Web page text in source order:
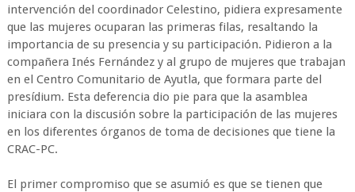
intervención del coordinador Celestino, pidiera expresamente
que las mujeres ocuparan las primeras filas, resaltando la
importancia de su presencia y su participación. Pidieron a la
compañera Inés Fernández y al grupo de mujeres que trabajan
en el Centro Comunitario de Ayutla, que formara parte del
presídium. Esta deferencia dio pie para que la asamblea
iniciara con la discusión sobre la participación de las mujeres
en los diferentes órganos de toma de decisiones que tiene la
CRAC-PC.
El primer compromiso que se asumió es que se tienen que